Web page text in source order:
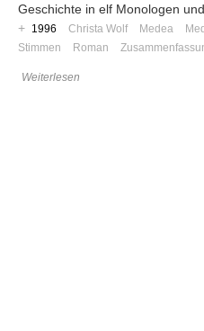
Geschichte in elf Monologen
+ 1996 Christa Wolf Medea
Stimmen
Roman
Weiterlesen